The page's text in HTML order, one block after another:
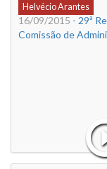
Helvécio Arantes
16/09/2015 - 29ª
Comissão de